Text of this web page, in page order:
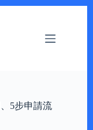
5步申請流